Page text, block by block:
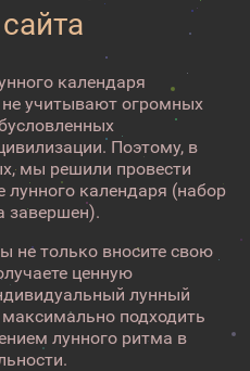
календаря
учитывают огромных
Поэтому, в
мы решили провести
лунного календаря (набор
завершен).
не только вносите свою
ценную
лунный
подходить
лунного ритма в